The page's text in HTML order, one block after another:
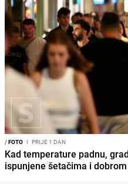
/FOTO I PRIJE 1 DAN
Kad temperature padnu,
ispunjene šetačima i